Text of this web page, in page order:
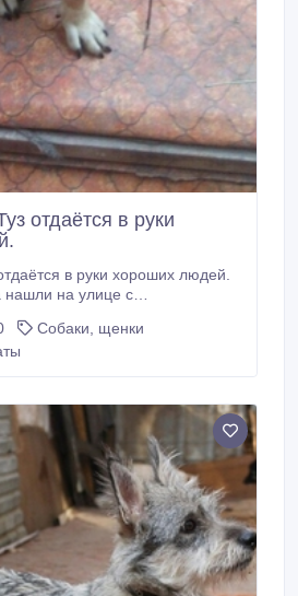
отдаётся в руки
в руки хороших людей.
нашли на улице с
Собаки, щенки